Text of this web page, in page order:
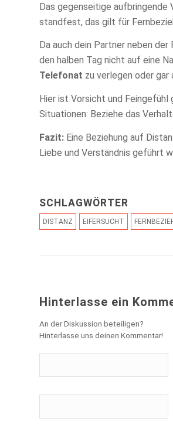
Das gegenseitige aufbringende
standfest, das gilt für
Da auch dein Partner neben
den halben Tag nicht auf eine
Telefonat zu verlegen oder
Hier ist Vorsicht und Feingefühl
Situationen: Beziehe das
Fazit: Eine Beziehung auf
Liebe und Verständnis geführt
SCHLAGWÖRTER
DISTANZ EIFERSUCHT
Hinterlasse ein
An der Diskussion beteiligen?
Hinterlasse uns deinen Kommentar!